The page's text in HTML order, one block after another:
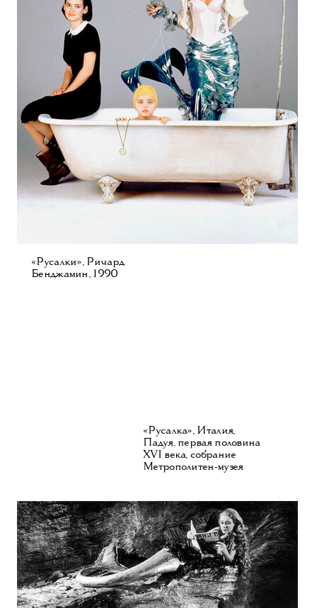
«Русалки», Ричард
Бенджамин, 1990
«Русалка», Италия,
Падуя, первая половина
XVI века, собрание
Метрополитен-музея